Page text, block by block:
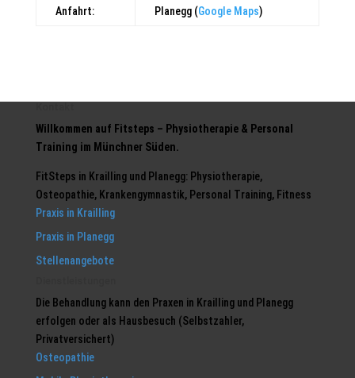
Anfahrt:
Planegg (Google Maps)
Willkommen auf Fitsteps – Physiotherapie & Personal
Training im Münchner Süden.
FitSteps in Krailling und Planegg: Physiotherapie,
Osteopathie, Krankengymnastik, Personal Training, Fitness
Praxis in Krailling
Praxis in Planegg
Stellenangebote
Die Behandlung kann den Praxen in Krailling und Planegg
erfolgen oder als Hausbesuch (Selbstzahler,
Privatversichert)
Osteopathie